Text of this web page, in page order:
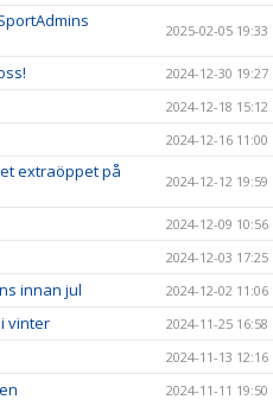
2025-02-05 19:33
2024-12-30 19:27
2024-12-18 15:12
2024-12-16 11:00
extraöppet på
2024-12-12 19:59
2024-12-09 10:56
2024-12-03 17:25
innan jul 2024-12-02 11:06
vinter 2024-11-25 16:58
2024-11-13 12:16
2024-11-11 19:50